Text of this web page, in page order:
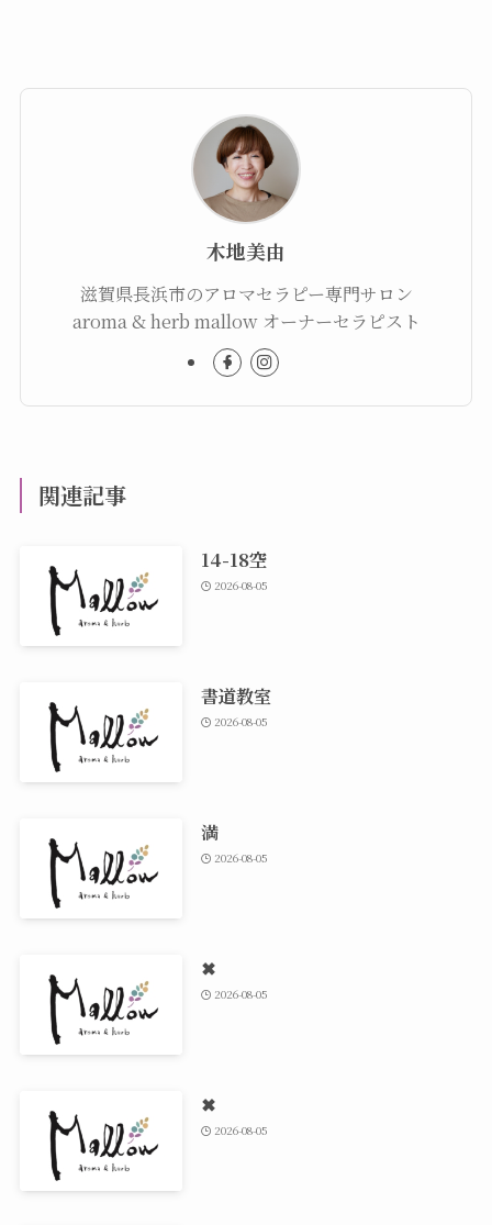
木地美由
滋賀県長浜市のアロマセラピー専門サロン
aroma & herb mallow オーナーセラピスト
関連記事
14-18空
2026-08-05
書道教室
2026-08-05
満
2026-08-05
✖
2026-08-05
✖
2026-08-05